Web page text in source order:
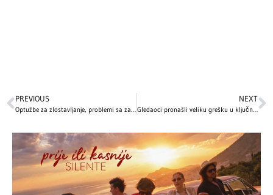
PREVIOUS
Optužbe za zlostavljanje, problemi sa zakonom, lečenje zavisnosti…: Najveći skandali i kontroverze poznatih ličnosti koje i danas intrigiraju svet
NEXT
Gledaoci pronašli veliku grešku u ključnoj sceni „Titanika“